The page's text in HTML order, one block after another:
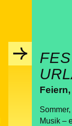
Musik –